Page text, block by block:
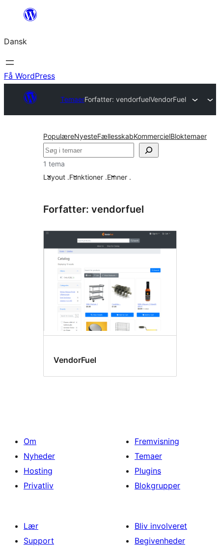
Spring
indhold
Dansk
Få WordPress
TemaerForfatter: vendorfuelVendorFuel
PopulæreNyesteFællesskabKommercielBloktemaer
Søg
1 tema
Layout .Funktioner .Emner .
Forfatter: vendorfuel
VendorFuel
Om
Nyheder
Hosting
Privatliv
Fremvisning
Temaer
Plugins
Blokgrupper
Lær
Support
Bliv involveret
Begivenheder